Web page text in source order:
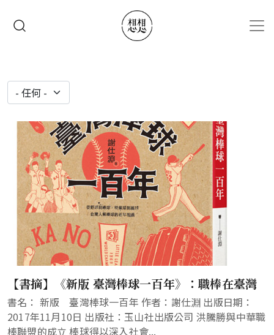
【書摘】《新版 臺灣棒球一百年》：職棒在臺灣
書名： 新版 臺灣棒球一百年 作者：謝仕淵 出版日期：
2017年11月10日 出版社：玉山社出版公司 洪騰勝與中華職
棒聯盟的成立 棒球得以深入社會...